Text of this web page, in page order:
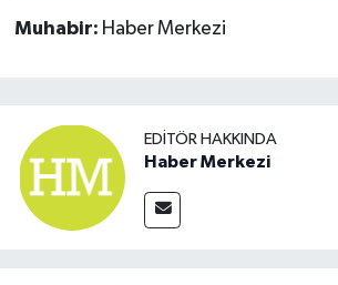
Muhabir: Haber Merkezi
EDITÖR HAKKINDA
Haber Merkezi